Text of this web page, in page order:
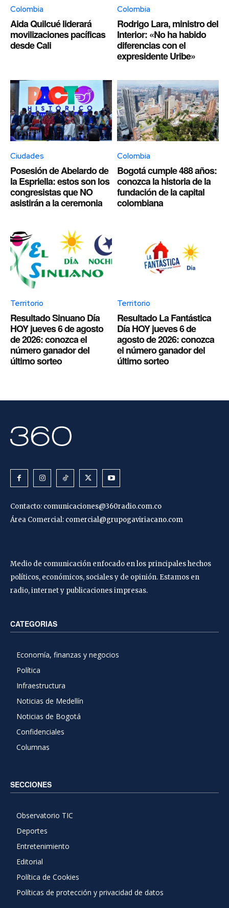
Colombia
Aida Quilcué liderará
movilizaciones pacíficas
desde Cali
Colombia
Rodrigo Lara, ministro del
Interior: «No ha habido
diferencias con el
expresidente Uribe»
Ciudades
Posesión de Abelardo de
la Espriella: estos son los
congresistas que NO
asistirán a la ceremonia
Colombia
Bogotá cumple 488 años:
conozca la historia de la
fundación de la capital
colombiana
Territorio
Resultado Sinuano Día
HOY jueves 6 de agosto
de 2026: conozca el
número ganador del
último sorteo
Territorio
Resultado La Fantástica
Día HOY jueves 6 de
agosto de 2026: conozca
el número ganador del
último sorteo
Contacto: comunicaciones@360radio.com.co
Área Comercial: comercial@grupogaviriacano.com
Medio de comunicación enfocado en los principales hechos
políticos, económicos, sociales y de opinión. Estamos en
radio, internet y publicaciones impresas.
CATEGORIAS
Economía, finanzas y negocios
Política
Infraestructura
Noticias de Medellín
Noticias de Bogotá
Confidenciales
Columnas
SECCIONES
Observatorio TIC
Deportes
Entretenimiento
Editorial
Política de Cookies
Políticas de protección y privacidad de datos